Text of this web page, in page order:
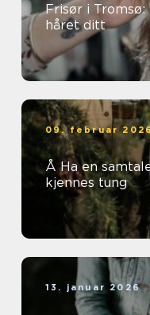
Frisør i
håret ditt
09. februar
Å Ha en
kjennes tung
13. januar 2026